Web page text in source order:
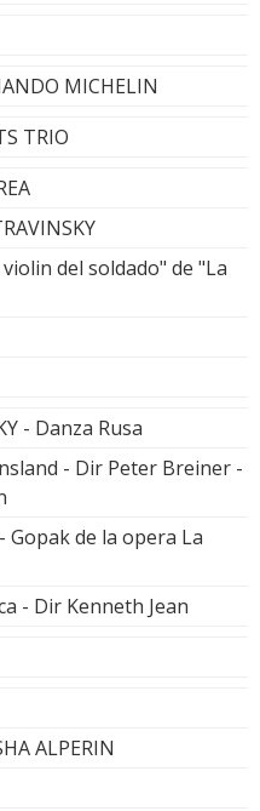
MICHELIN
TRIO
del soldado" de "La
- Danza Rusa
- Dir Peter Breiner -
Gopak de la opera La
- Dir Kenneth Jean
ALPERIN